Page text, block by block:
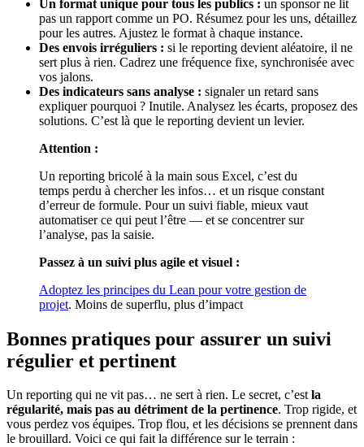
Un format unique pour tous les publics : un sponsor ne lit
pas un rapport comme un PO. Résumez pour les uns, détaillez
pour les autres. Ajustez le format à chaque instance.
Des envois irréguliers : si le reporting devient aléatoire, il ne
sert plus à rien. Cadrez une fréquence fixe, synchronisée avec
vos jalons.
Des indicateurs sans analyse : signaler un retard sans
expliquer pourquoi ? Inutile. Analysez les écarts, proposez des
solutions. C’est là que le reporting devient un levier.
Attention :
Un reporting bricolé à la main sous Excel, c’est du
temps perdu à chercher les infos… et un risque constant
d’erreur de formule. Pour un suivi fiable, mieux vaut
automatiser ce qui peut l’être — et se concentrer sur
l’analyse, pas la saisie.
Passez à un suivi plus agile et visuel :
Adoptez les principes du Lean pour votre gestion de
projet. Moins de superflu, plus d’impact
Bonnes pratiques pour assurer un suivi
régulier et pertinent
Un reporting qui ne vit pas… ne sert à rien. Le secret, c’estla
régularité, mais pas au détriment de la pertinence. Trop rigide, et
vous perdez vos équipes. Trop flou, et les décisions se prennent dans
le brouillard. Voici ce qui fait la différence sur le terrain :